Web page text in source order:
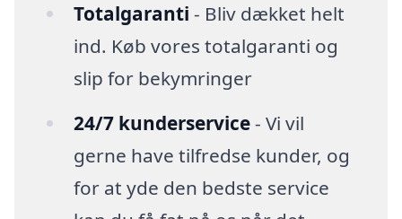
Totalgaranti - Bliv dækket helt
ind. Køb vores totalgaranti og
slip for bekymringer
24/7 kunderservice- Vi vil
gerne have tilfredse kunder, og
for at yde den bedste service